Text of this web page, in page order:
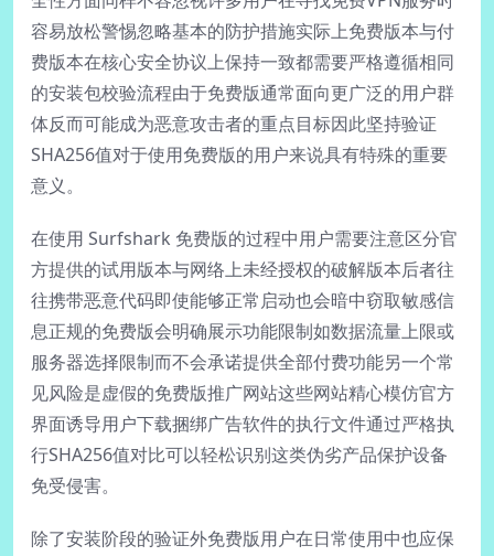
容易放松警惕忽略基本的防护措施实际上免费版本与付
费版本在核心安全协议上保持一致都需要严格遵循相同
的安装包校验流程由于免费版通常面向更广泛的用户群
体反而可能成为恶意攻击者的重点目标因此坚持验证
SHA256值对于使用免费版的用户来说具有特殊的重要
意义。
在使用 Surfshark 免费版的过程中用户需要注意区分官
方提供的试用版本与网络上未经授权的破解版本后者往
往携带恶意代码即使能够正常启动也会暗中窃取敏感信
息正规的免费版会明确展示功能限制如数据流量上限或
服务器选择限制而不会承诺提供全部付费功能另一个常
见风险是虚假的免费版推广网站这些网站精心模仿官方
界面诱导用户下载捆绑广告软件的执行文件通过严格执
行SHA256值对比可以轻松识别这类伪劣产品保护设备
免受侵害。
除了安装阶段的验证外免费版用户在日常使用中也应保